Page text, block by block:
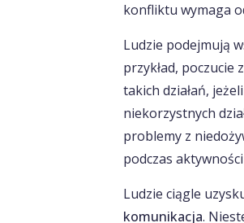
konfliktu wymaga
Ludzie podejmują
przykład,
takich działań,
niekorzystnych
problemy z
podczas
Ludzie ciągle
komunikacja.